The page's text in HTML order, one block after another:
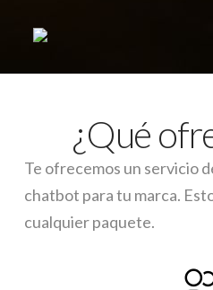
¿Qué
Te ofrecemos un servicio
chatbot para tu marca.
cualquier paquete.